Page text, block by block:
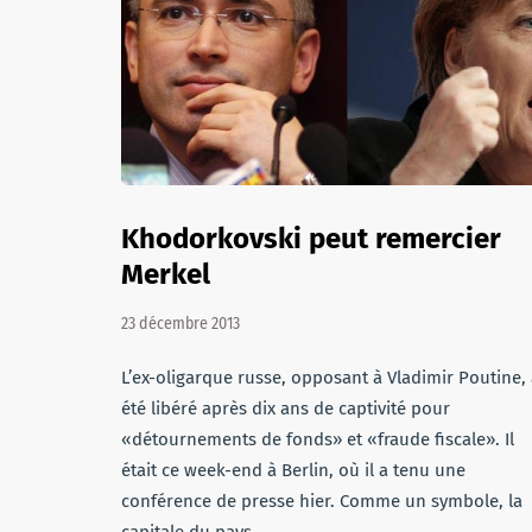
Khodorkovski peut remercier
Merkel
23 décembre 2013
L’ex-oligarque russe, opposant à Vladimir Poutine,
été libéré après dix ans de captivité pour
«détournements de fonds» et «fraude fiscale». Il
était ce week-end à Berlin, où il a tenu une
conférence de presse hier. Comme un symbole, la